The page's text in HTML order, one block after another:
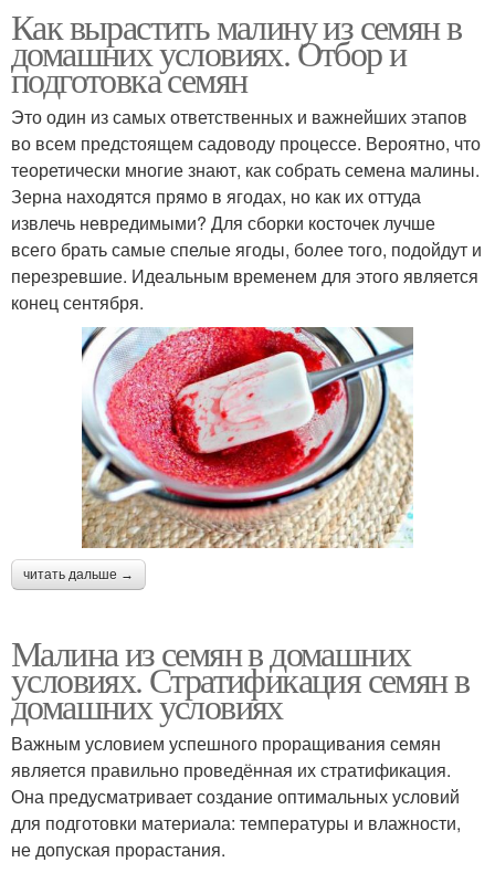
Как вырастить малину из семян в
домашних условиях. Отбор и
подготовка семян
Это один из самых ответственных и важнейших этапов
во всем предстоящем садоводу процессе. Вероятно, что
теоретически многие знают, как собрать семена малины.
Зерна находятся прямо в ягодах, но как их оттуда
извлечь невредимыми? Для сборки косточек лучше
всего брать самые спелые ягоды, более того, подойдут и
перезревшие. Идеальным временем для этого является
конец сентября.
читать дальше →
Малина из семян в домашних
условиях. Стратификация семян в
домашних условиях
Важным условием успешного проращивания семян
является правильно проведённая их стратификация.
Она предусматривает создание оптимальных условий
для подготовки материала: температуры и влажности,
не допуская прорастания.